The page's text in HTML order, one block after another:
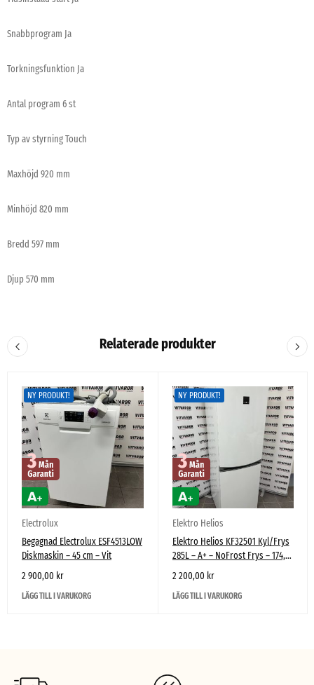
Snabbprogram Ja
Torkningsfunktion Ja
Antal program 6 st
Typ av styrning Touch
Maxhöjd 920 mm
Minhöjd 820 mm
Bredd 597 mm
Djup 570 mm
Relaterade produkter
NY PRODUKT!
Electrolux
Begagnad Electrolux ESF4513LOW
Diskmaskin – 45 cm – Vit
2 900,00 kr
LÄGG TILL I VARUKORG
NY PRODUKT!
Elektro Helios
Elektro Helios KF32501 Kyl/Frys
285L – A+ – NoFrost Frys – 174,5
cm – Vit – Högerhängd
2 200,00 kr
LÄGG TILL I VARUKORG